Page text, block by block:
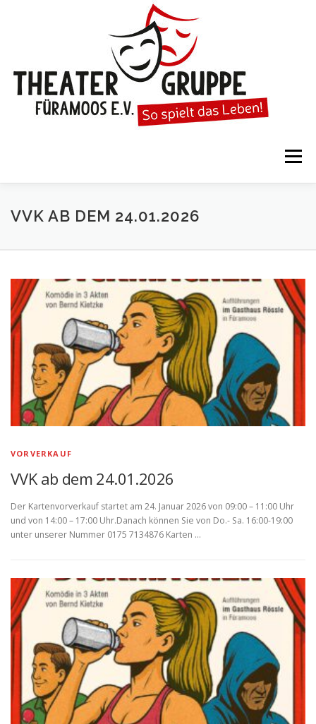
Menü
STARTSEITE DIE THEATERGRUPPE
KALENDER GESPIELTE STÜCKE
VVK AB DEM 24.01.2026
VORVERKAUF
VVK ab dem 24.01.2026
Der Kartenvorverkauf startet am 24. Januar 2026 von 09:00 – 11:00 Uhr
und von 14:00 – 17:00 Uhr.Danach können Sie von Do.- Sa. 16:00-19:00
unter unserer Nummer 0175 7134876 Karten …